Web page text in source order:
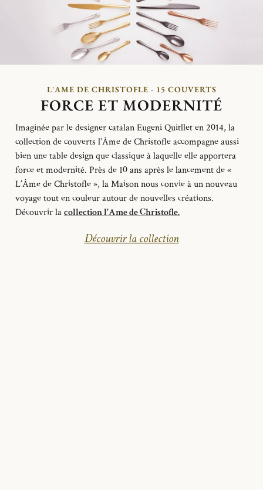
L'AME DE CHRISTOFLE - 15 COUVERTS
FORCE ET MODERNITÉ
Imaginéepar le designercatalanEugeniQuitlleten 2014, la
collection de couverts l’Âme de Christofleaccompagneaussi
bien une table design que classique à laquelle elle apportera
force et modernité. Près de 10 ans après le lancement de «
L’Âme de Christofle », la Maison nous convie à un nouveau
voyage tout en couleur autour de nouvelles créations.
Découvrir lacollection l'Ame de Christofle.
Découvrir la collection